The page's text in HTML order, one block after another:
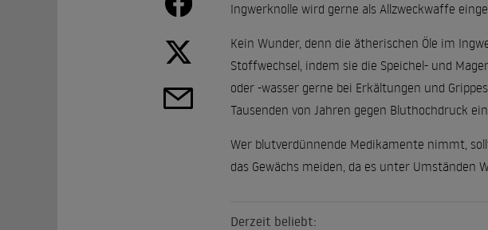
Ingwerknolle wird gerne als Allzweckwaffe
Kein Wunder, denn die ätherischen Öle im
Stoffwechsel, indem sie die Speichel- und
oder -wasser gerne bei Erkältungen und
Tausenden von Jahren gegen Bluthochdruck
Wer blutverdünnende Medikamente nimmt,
das Gewächs meiden, da es unter Umständen
Derzeit beliebt: